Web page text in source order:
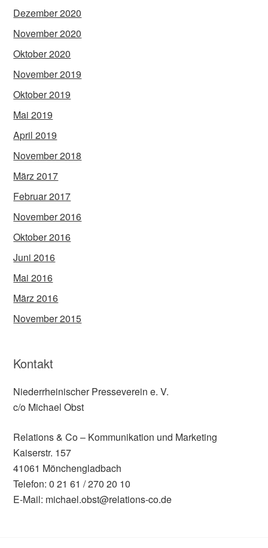
Dezember 2020
November 2020
Oktober 2020
November 2019
Oktober 2019
Mai 2019
April 2019
November 2018
März 2017
Februar 2017
November 2016
Oktober 2016
Juni 2016
Mai 2016
März 2016
November 2015
Kontakt
Niederrheinischer Presseverein e. V.
c/o Michael Obst
Relations & Co – Kommunikation und Marketing
Kaiserstr. 157
41061 Mönchengladbach
Telefon: 0 21 61 / 270 20 10
E-Mail: michael.obst@relations-co.de